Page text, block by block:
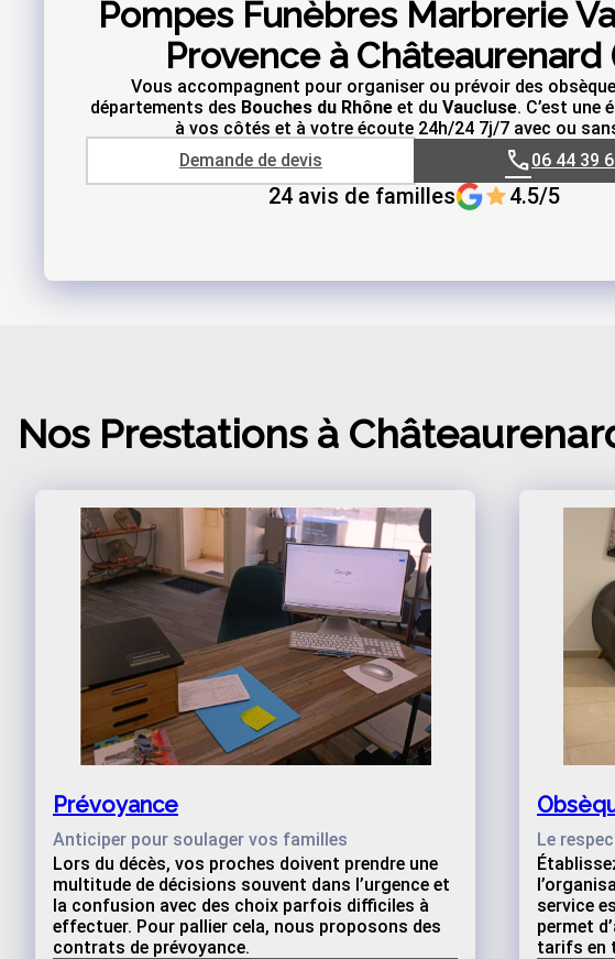
Pompes Funèbres Marbrerie
Provence à Châteaurenard
Vous accompagnent pour organiser ou prévoir des
départements des Bouches du Rhône et du Vaucluse. C’est une
à vos côtés et à votre écoute 24h/24 7j/7 avec ou
Demande de devis
06 44 39
24 avis de familles 4.5/5
Nos Prestationsà
Prévoyance
Anticiper pour soulager vos familles
Lors du décès, vos proches doivent prendre une
multitude de décisions souvent dans l’urgence et
la confusion avec des choix parfois difficiles à
effectuer. Pour pallier cela, nous proposons des
contrats de prévoyance.
Le
service
permet
tarifs en